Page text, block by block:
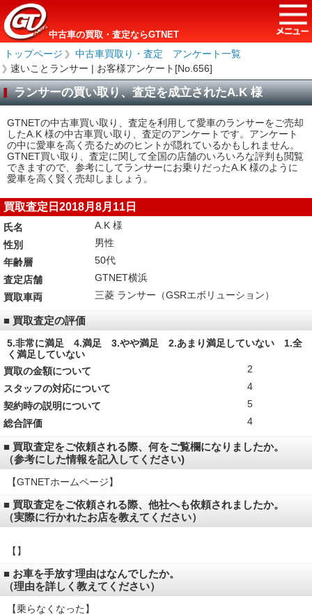
中古車の買取・査定ならGTNET
トップページ ＞
中古車買取り・査定 アンケート一覧
＞
速いことランサー | お客様アンケート[No.656]
ランサーの買い取り、査定を成立されたA.K 様
GTNETの中古車買い取り、査定を利用して愛車のランサーをご売却
したA.K 様の中古車買い取り、査定のアンケートです。アンケート
の中に愛車を高く売るためのヒントが隠れているかもしれません。
GTNET買い取り、査定に関して全国の店舗のいろいろな評判も閲覧
できますので、参考にしてランサーにお乗りだったA.K 様のように
愛車を高く賢く売却しましょう。
買取査定日2018月8月11日
氏名
A.K 様
性別
男性
年齢層
50代
査定店舗
GTNET横浜
買取車両
三菱 ランサー（GSRエボリューション）
■ 買取査定の評価
5.非常に満足 4.満足 3.やや満足 2.あまり満足していない 1.全
く満足していない
買取の金額について
2
スタッフの対応について
4
契約時の説明について
5
総合評価
4
■ 買取査定をご依頼される際、何をご覧欄になりましたか。
（参考にした情報を記入してください)
【GTNETホームページ】
■ 買取査定をご依頼される際、他社へも依頼されましたか。
（実際に行かれたお店を教えてください）
【】
■ お車を手放す理由はなんでしたか。
（理由を詳しく教えてください）
【乗らなくなった】